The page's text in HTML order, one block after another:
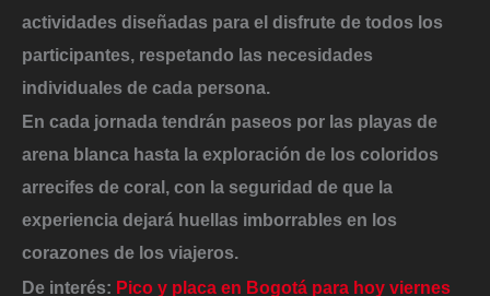
actividades diseñadas para el disfrute de todos los
participantes, respetando las necesidades
individuales de cada persona.
En cada jornada tendrán paseos por las playas de
arena blanca hasta la exploración de los coloridos
arrecifes de coral, con la seguridad de que la
experiencia dejará huellas imborrables en los
corazones de los viajeros.
De interés: Pico y placa en Bogotá para hoy viernes